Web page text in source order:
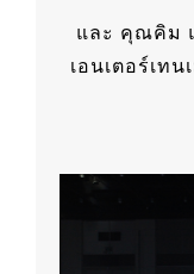
และ คุณคิม
เอนเตอร์เท